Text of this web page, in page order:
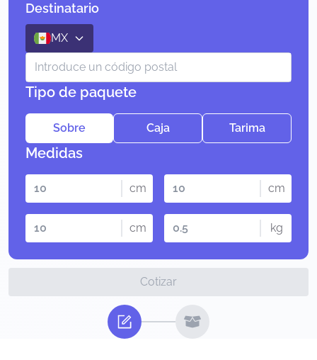
Destinatario
MX
Tipo de paquete
Sobre Caja Tarima
Medidas
cm cm
cm kg
Cotizar